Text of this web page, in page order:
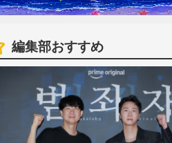
編集部おすすめ